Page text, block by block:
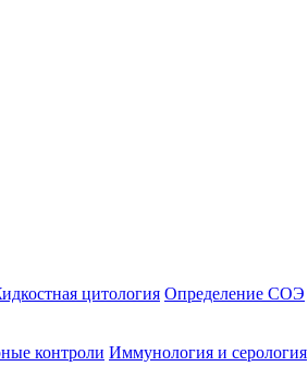
цитология Определение СОЭ
контроли Иммунология и серология